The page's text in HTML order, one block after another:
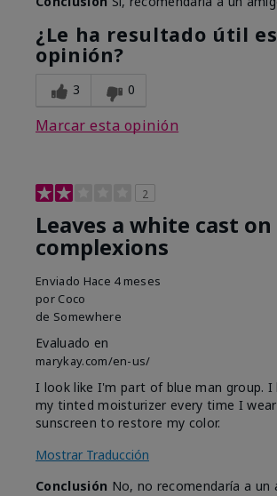
¿Le ha resultado útil
opinión?
3 0
Marcar esta opinión
2
Leaves a white cast
complexions
Enviado Hace 4 meses
por Coco
de Somewhere
Evaluado en
marykay.com/en-us/
I look like I'm part of blue man group. I
my tinted moisturizer every time I
sunscreen to restore my color.
Mostrar Traducción
Conclusión No, no recomendaría a un